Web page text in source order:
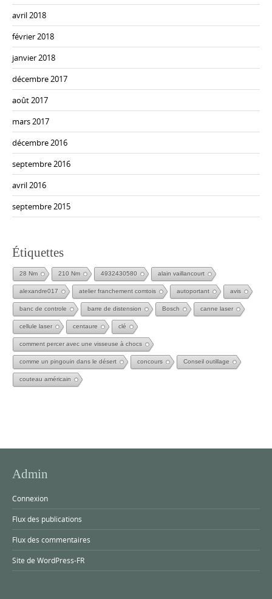
avril 2018
février 2018
janvier 2018
décembre 2017
août 2017
mars 2017
décembre 2016
septembre 2016
avril 2016
septembre 2015
Étiquettes
28 Nm 210 Nm 4932430580 alain vaillancourt
alexandre017 atelier franchement comtois autoportant avis
banc de controle barre de distension Bosch canne laser
cellule laser centaure clé
comment percer avec une visseuse à chocs
comme un pingouin dans le désert concours Conseil outillage
couteau américain
Admin
Connexion
Flux des publications
Flux des commentaires
Site de WordPress-FR